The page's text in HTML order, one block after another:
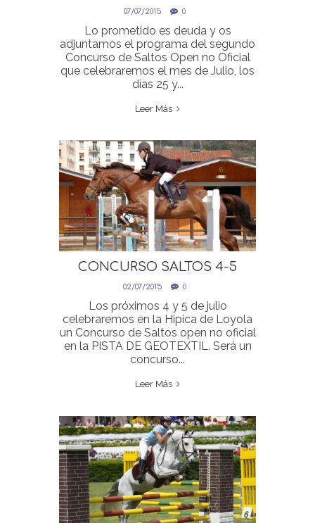
SALTOS 25 -26 JULIO PISTA
HIERBA
07/07/2015 0
Lo prometido es deuda y os
adjuntamos el programa del segundo
Concurso de Saltos Open no Oficial
que celebraremos el mes de Julio, los
días 25 y...
Leer Más
CONCURSO SALTOS 4-5
JULIO ONLINE
02/07/2015 0
Los próximos 4 y 5 de julio
celebraremos en la Hipica de Loyola
un Concurso de Saltos open no oficial
en la PISTA DE GEOTEXTIL. Será un
concurso...
Leer Más